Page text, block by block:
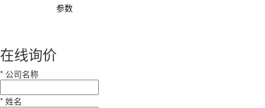
参数
在线询价
* 公司名称
* 姓名